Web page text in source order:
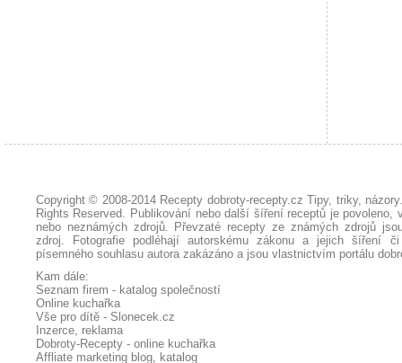
Copyright © 2008-2014 Recepty dobroty-recepty.cz Tipy, triky,
Rights Reserved. Publikování nebo další šíření receptů je povoleno,
nebo neznámých zdrojů. Převzaté recepty ze známých zdrojů
zdroj. Fotografie podléhají autorskému zákonu a jejich šíření
písemného souhlasu autora zakázáno a jsou vlastnictvím portálu
Kam dále:
Seznam firem - katalog společností
Online kuchařka
Vše pro dítě - Slonecek.cz
Inzerce, reklama
Dobroty-Recepty - online kuchařka
Affliate marketing blog, katalog